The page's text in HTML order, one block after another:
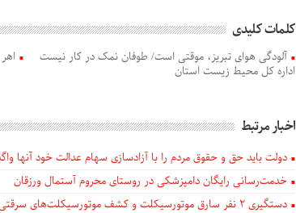
کلمات کلیدی
آلودگی هوای تبریز، موقتی است/ طوفان نمک در کار نیست اهر
اداره کل محیط زیست استان
اخبار مرتبط
دولت باید حق و حقوق مردم را با آزادسازی سهام عدالت خود آنها
خدمت‌رسانی رایگان دامپزشکی در روستای محروم آستمال ورزقان
دستگيری ۲ نفر سارق موتورسیکلت و کشف موتورسیکلت‌های سرقتی در اهر